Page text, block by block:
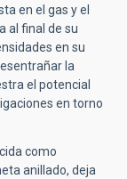
en el gas y el
al final de su
en su
la
el potencial
en torno
como
anillado, deja